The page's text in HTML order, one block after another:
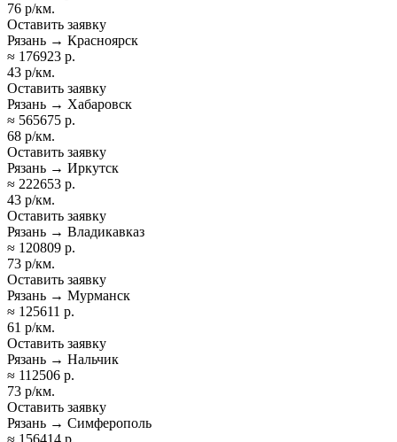
76 р/км.
Оставить заявку
Рязань → Красноярск
≈ 176923 р.
43 р/км.
Оставить заявку
Рязань → Хабаровск
≈ 565675 р.
68 р/км.
Оставить заявку
Рязань → Иркутск
≈ 222653 р.
43 р/км.
Оставить заявку
Рязань → Владикавказ
≈ 120809 р.
73 р/км.
Оставить заявку
Рязань → Мурманск
≈ 125611 р.
61 р/км.
Оставить заявку
Рязань → Нальчик
≈ 112506 р.
73 р/км.
Оставить заявку
Рязань → Симферополь
≈ 156414 р.